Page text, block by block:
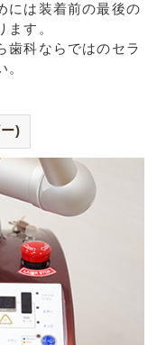
には装着前の最後の
す。
歯科ならではのセラ
)